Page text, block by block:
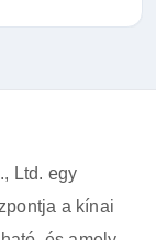
Ltd. egy
a kínai